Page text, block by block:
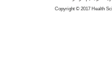
Copyright © 2017 Health